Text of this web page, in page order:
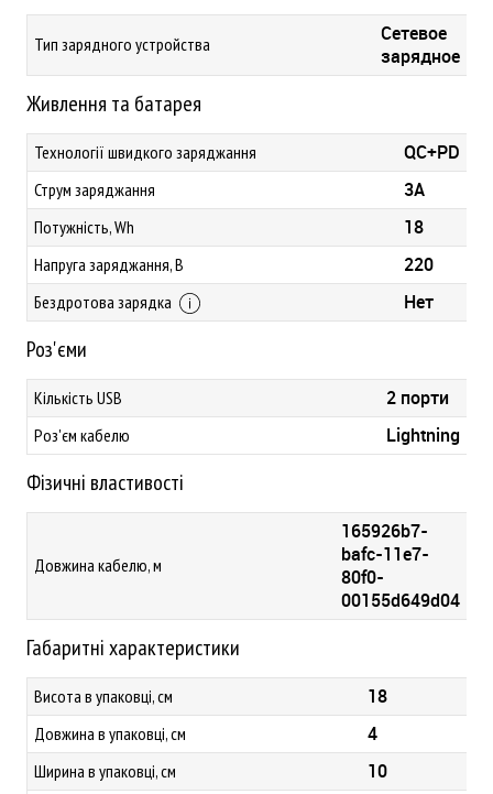
Тип зарядного устройства
Сетевое
зарядное
Живлення та батарея
Технології швидкого заряджання QC+PD
Струм заряджання 3A
Потужність, Wh 18
Напруга заряджання, В 220
Бездротова зарядка Нет
Роз'єми
Кількість USB 2 порти
Роз'єм кабелю Lightning
Фізичні властивості
Довжина кабелю, м
165926b7-
bafc-11e7-
80f0-
00155d649d04
Габаритні характеристики
Висота в упаковці, см 18
Довжина в упаковці, см 4
Ширина в упаковці, см 10